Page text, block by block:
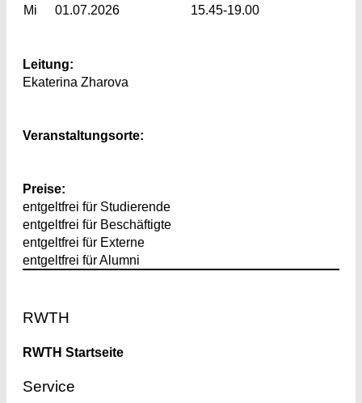
Mi
01.07.2026 15.45-19.00
Leitung:
Ekaterina Zharova
Veranstaltungsorte:
Preise:
entgeltfrei für Studierende
entgeltfrei für Beschäftigte
entgeltfrei für Externe
entgeltfrei für Alumni
RWTH
RWTH Startseite
Service